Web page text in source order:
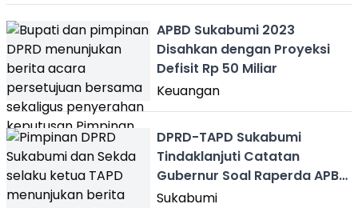
APBD Sukabumi 2023
Disahkan dengan Proyeksi
Defisit Rp 50 Miliar
Keuangan
DPRD-TAPD Sukabumi
Tindaklanjuti Catatan
Gubernur Soal Raperda APBD
2023
Sukabumi